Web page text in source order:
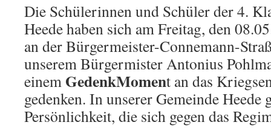
Die Schülerinnen und Schüler der 4.
Heede haben sich am Freitag, den
an der Bürgermeister-Connemann-
unserem Bürgermister Antonius
einem GedenkMoment an das
gedenken. In unserer Gemeinde Heede
Persönlichkeit, die sich gegen das